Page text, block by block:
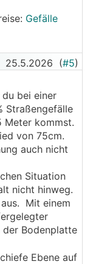
Gefälle
25.5.2026 (#5)
bei einer
Straßengefälle
Meter kommst.
von 75cm.
auch nicht
Situation
nicht hinweg.
Mit einem
Bodenplatte
Ebene auf